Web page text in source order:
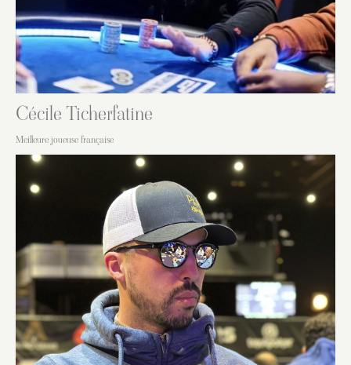
Cécile Ticherfatine
Meilleure joueuse française